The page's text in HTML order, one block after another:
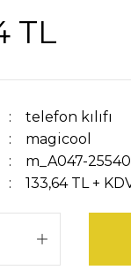
TL
telefon kılıfı
magicool
m_A047-25540
133,64 TL +